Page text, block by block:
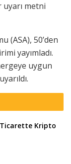
uyarı metni
(ASA), 50’den
yayımladı.
uygun
Ticarette Kripto